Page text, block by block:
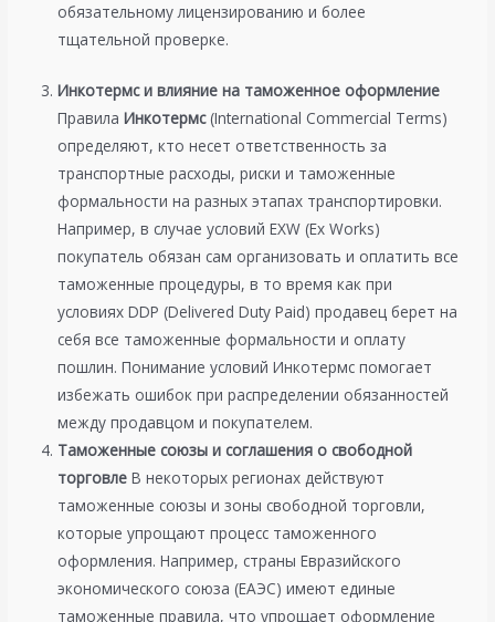
обязательному лицензированию и более
тщательной проверке.
Инкотермс и влияние на таможенное оформление
ПравилаИнкотермс(International Commercial Terms)
определяют, кто несет ответственность за
транспортные расходы, риски и таможенные
формальности на разных этапах транспортировки.
Например, в случае условий EXW (Ex Works)
покупатель обязан сам организовать и оплатить все
таможенные процедуры, в то время как при
условиях DDP (Delivered Duty Paid) продавец берет на
себя все таможенные формальности и оплату
пошлин. Понимание условий Инкотермс помогает
избежать ошибок при распределении обязанностей
между продавцом и покупателем.
Таможенные союзы и соглашения о свободной
торговле В некоторых регионах действуют
таможенные союзы и зоны свободной торговли,
которые упрощают процесс таможенного
оформления. Например, страны Евразийского
экономического союза (ЕАЭС) имеют единые
таможенные правила, что упрощает оформление